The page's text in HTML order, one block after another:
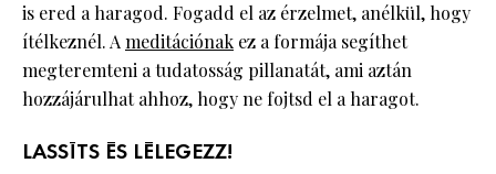
is ered a haragod. Fogadd el az érzelmet, anélkül, hogy
ítélkeznél. Ameditációnak ez a formája segíthet
megteremteni a tudatosság pillanatát, ami aztán
hozzájárulhat ahhoz, hogy ne fojtsd el a haragot.
LASSÍTS ÉS LÉLEGEZZ!